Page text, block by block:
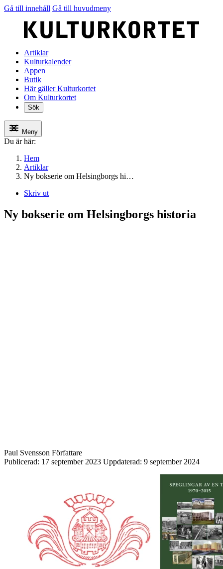
Gå till innehåll Gå till huvudmeny
Artiklar
Kulturkalender
Appen
Butik
Här gäller Kulturkortet
Om Kulturkortet
Sök
Meny
Du är här:
Hem
Artiklar
Ny bokserie om Helsingborgs hi…
Skriv ut
Ny bokserie om Helsingborgs historia
Paul Svensson Författare
Publicerad: 17 september 2023 Uppdaterad: 9 september 2024